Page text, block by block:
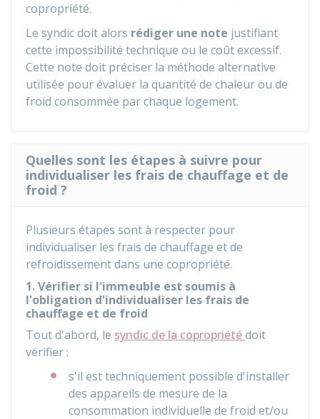
copropriété.
Le syndic doit alors rédiger une note justifiant
cette impossibilité technique ou le coût excessif.
Cette note doit préciser la méthode alternative
utilisée pour évaluer la quantité de chaleur ou de
froid consommée par chaque logement.
Quelles sont les étapes à suivre pour
individualiser les frais de chauffage et de
froid ?
Plusieurs étapes sont à respecter pour
individualiser les frais de chauffage et de
refroidissement dans une copropriété.
1. Vérifier si l'immeuble est soumis à
l'obligation d'individualiser les frais de
chauffage et de froid
Tout d'abord, le syndic de la copropriétédoit
vérifier :
s'il est techniquement possible d'installer
des appareils de mesure de la
consommation individuelle de froid et/ou